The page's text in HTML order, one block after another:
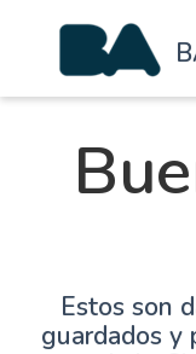
Estos son
guardados y